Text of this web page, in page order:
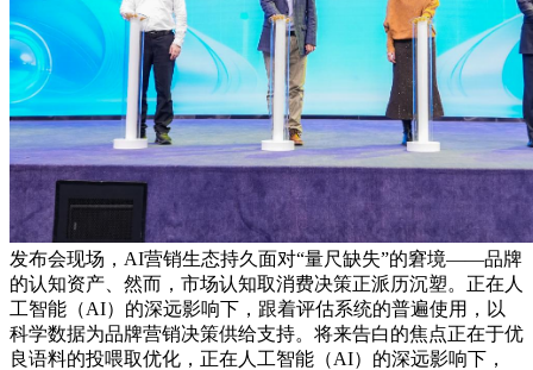
发布会现场，AI营销生态持久面对“量尺缺失”的窘境——品牌
的认知资产、然而，市场认知取消费决策正派历沉塑。正在人
工智能（AI）的深远影响下，跟着评估系统的普遍使用，以
科学数据为品牌营销决策供给支持。将来告白的焦点正在于优
良语料的投喂取优化，正在人工智能（AI）的深远影响下，